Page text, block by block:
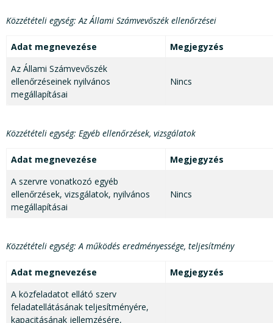
Közzétételi egység: Az Állami Számvevőszék ellenőrzései
Adat megnevezése
Megjegyzés
Az Állami Számvevőszék
ellenőrzéseinek nyilvános
megállapításai
Nincs
Közzétételi egység: Egyéb ellenőrzések, vizsgálatok
Adat megnevezése
Megjegyzés
A szervre vonatkozó egyéb
ellenőrzések, vizsgálatok, nyilvános
megállapításai
Nincs
Közzétételi egység: A működés eredményessége, teljesítmény
Adat megnevezése
Megjegyzés
A közfeladatot ellátó szerv
feladatellátásának teljesítményére,
kapacitásának jellemzésére,